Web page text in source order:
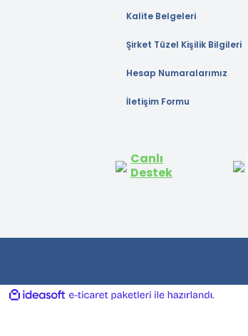
Kalite Belgeleri
Şirket Tüzel Kişilik Bilgileri
Hesap Numaralarımız
İletişim Formu
Canlı
Destek
ideasoft
e-